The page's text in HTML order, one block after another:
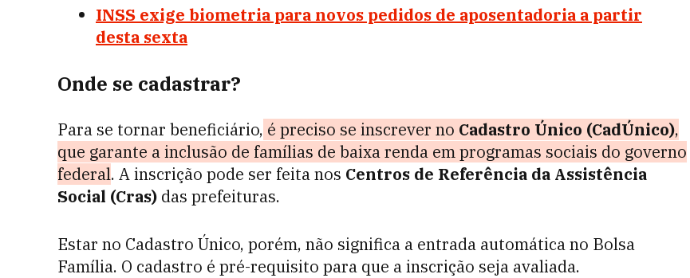
INSS exige biometria para novos pedidos de aposentadoria a partir
desta sexta
Onde se cadastrar?
Para se tornar beneficiário, é preciso se inscrever no Cadastro Único (CadÚnico),
que garante a inclusão de famílias de baixa renda em programas sociais do governo
federal. A inscrição pode ser feita nos Centros de Referência da Assistência
Social (Cras) das prefeituras.
Estar no Cadastro Único, porém, não significa a entrada automática no Bolsa
Família. O cadastro é pré-requisito para que a inscrição seja avaliada.